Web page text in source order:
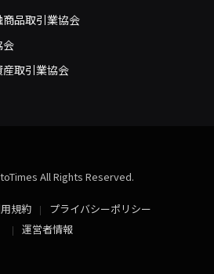
品取引業協会
会
取引業協会
All Rights Reserved.
規約
プライバシーポリシー
運営者情報